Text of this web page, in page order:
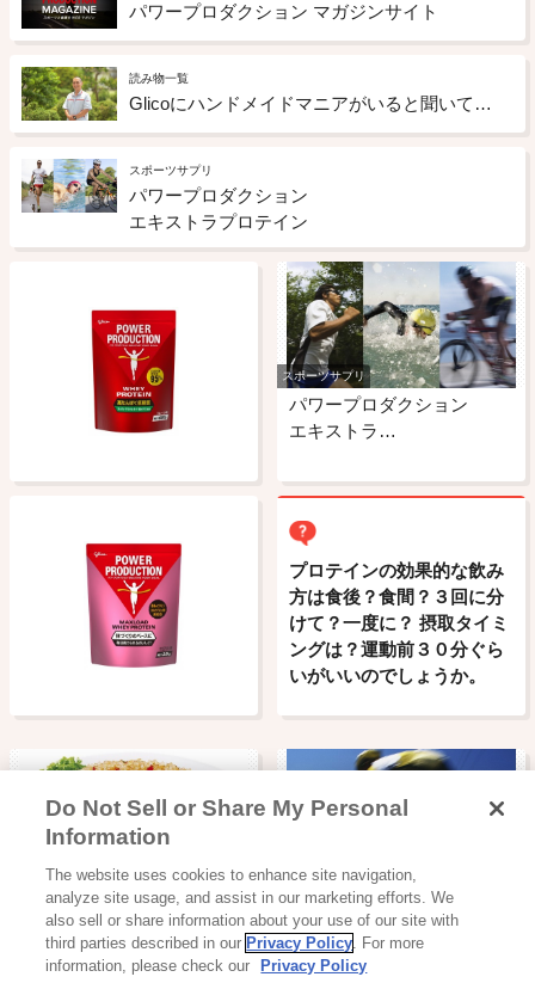
パワープロダクション マガジンサイト
読み物一覧
Glicoにハンドメイドマニアがいると聞いて話を聞きにいくと 「ものづくり」への情熱がすごかった
スポーツサプリ
パワープロダクション
エキストラプロテイン
スポーツサプリ
パワープロダクション
エキストラ…
プロテインの効果的な飲み
方は食後？食間？３回に分
けて？一度に？ 摂取タイミ
ングは？運動前３０分ぐら
いがいいのでしょうか。
洋風炒めごはんの素
パワープロダクション
エキストラ…
Do Not Sell or Share My Personal
Information
The website uses cookies to enhance site navigation,
analyze site usage, and assist in our marketing efforts. We
also sell or share information about your use of our site with
third parties described in our Privacy Policy. For more
information, please check our
Privacy Policy